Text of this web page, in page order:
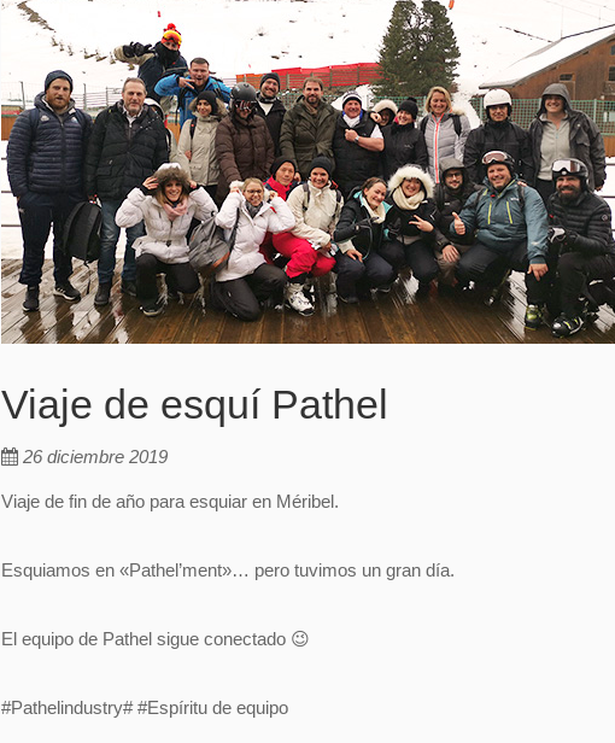
Viaje de esquí Pathel
26 diciembre 2019
Viaje de fin de año para esquiar en Méribel.
Esquiamos en «Pathel’ment»… pero tuvimos un gran día.
El equipo de Pathel sigue conectado 😉
#Pathelindustry# #Espíritu de equipo